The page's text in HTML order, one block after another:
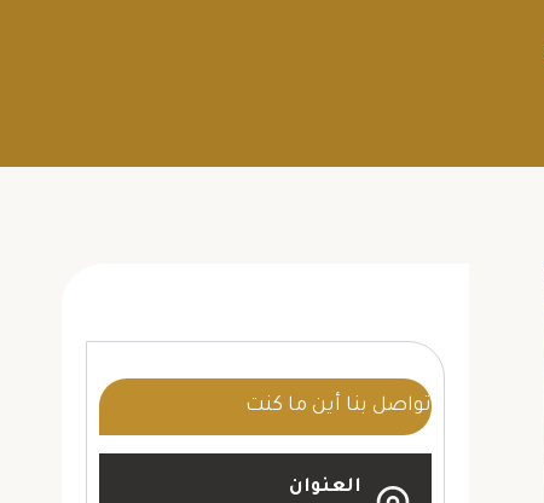
تواصل بنا أين ما كنت
العنوان